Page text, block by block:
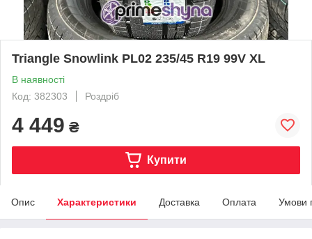
Triangle Snowlink PL02 235/45 R19 99V XL
В наявності
Код: 382303
Роздріб
4 449 ₴
Купити
Опис Характеристики Доставка Оплата Умови